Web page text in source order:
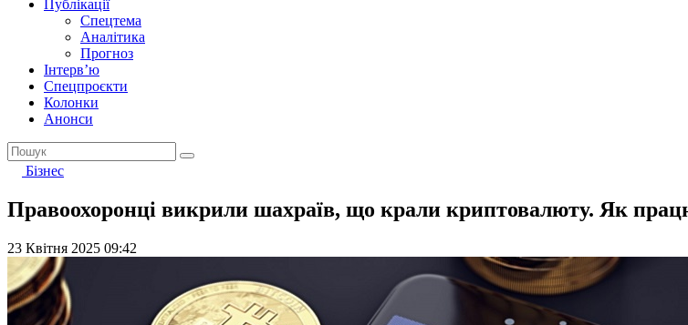
Публікації
Спецтема
Аналітика
Прогноз
Інтерв’ю
Спецпроєкти
Колонки
Анонси
Бізнес
Правоохоронці викрили шахраїв, що крали криптовалюту. Як
23 Квітня 2025 09:42